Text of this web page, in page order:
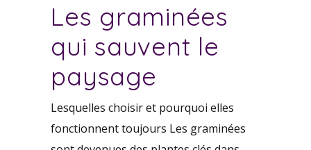
Les graminées
qui sauvent le
paysage
Lesquelles choisir et pourquoi elles
fonctionnent toujours Les graminées